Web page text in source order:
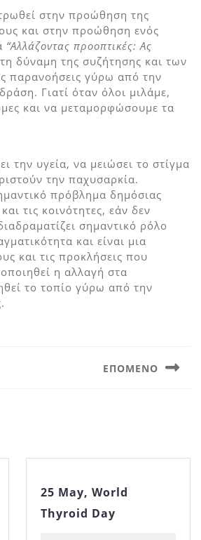
στην προώθηση της
και στην προώθηση ενός
“Αλλάζοντας προοπτικές: Ας
δύναμη της συζήτησης και των
παρανοήσεις γύρω από την
Γιατί όταν όλοι μιλάμε,
και να μεταμορφώσουμε τα
την υγεία, να μειώσει το στίγμα
την παχυσαρκία.
πρόβλημα δημόσιας
τις κοινότητες, εάν δεν
σημαντικό ρόλο
και είναι μια
και τις προκλήσεις που
η αλλαγή στα
το τοπίο γύρω από την
ΕΠΌΜΕΝΟ
25 May, World
Thyroid Day